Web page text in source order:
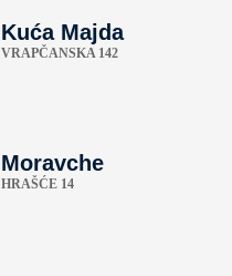
Kuća Majda
VRAPČANSKA 142
Moravche
HRAŠĆE 14